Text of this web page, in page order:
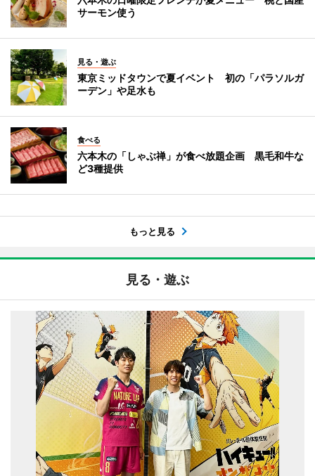
サーモン使う
見る・遊ぶ
東京ミッドタウンで夏イベント 初の「パラソルガ
ーデン」や足水も
食べる
六本木の「しゃぶ禅」が食べ放題企画 黒毛和牛な
ど3種提供
もっと見る
見る・遊ぶ